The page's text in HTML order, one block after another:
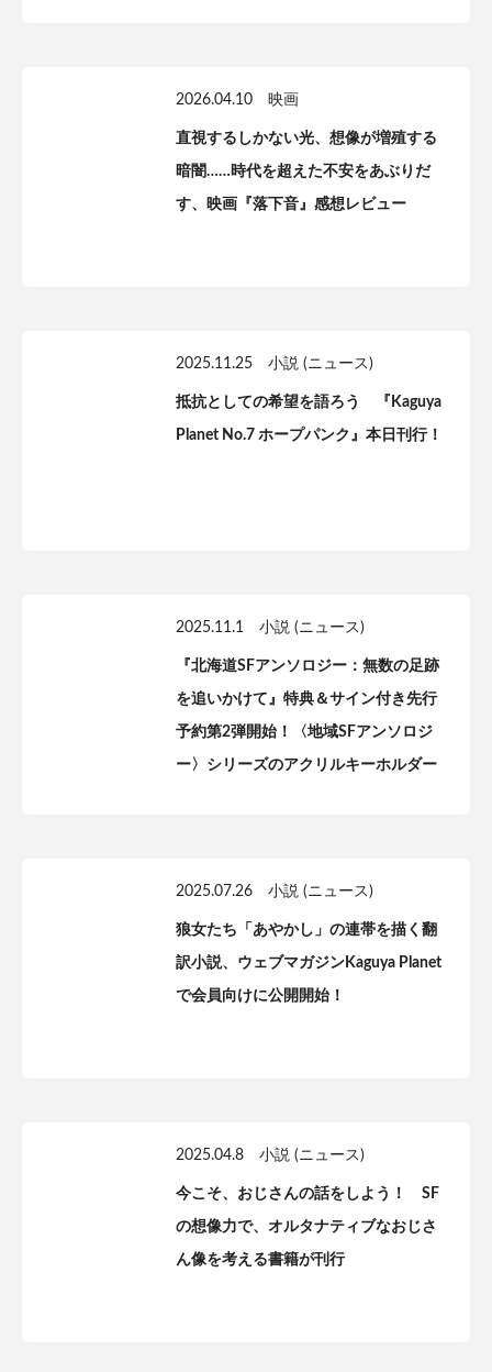
2026.04.10 映画
直視するしかない光、想像が増殖する
暗闇……時代を超えた不安をあぶりだ
す、映画『落下音』感想レビュー
2025.11.25 小説 (ニュース)
抵抗としての希望を語ろう 『Kaguya
Planet No.7 ホープパンク』本日刊行！
2025.11.1 小説 (ニュース)
『北海道SFアンソロジー：無数の足跡
を追いかけて』特典＆サイン付き先行
予約第2弾開始！〈地域SFアンソロジ
ー〉シリーズのアクリルキーホルダー
2025.07.26 小説 (ニュース)
狼女たち「あやかし」の連帯を描く翻
訳小説、ウェブマガジンKaguya Planet
で会員向けに公開開始！
2025.04.8 小説 (ニュース)
今こそ、おじさんの話をしよう！ SF
の想像力で、オルタナティブなおじさ
ん像を考える書籍が刊行